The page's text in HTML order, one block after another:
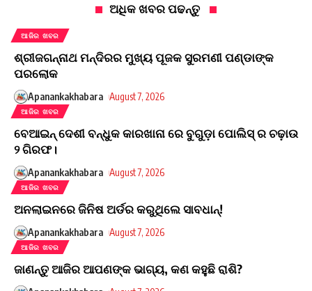
ଅଧିକ ଖବର ପଢନ୍ତୁ
ଆଜିର ଖବର
ଶ୍ରୀଜଗନ୍ନାଥ ମନ୍ଦିରର ମୁଖ୍ୟ ପୂଜକ ସୁରମଣୀ ପଣ୍ଡାଙ୍କ
ପରଲୋକ
Apanankakhabara August 7, 2026
ଆଜିର ଖବର
ବେଆଇନ୍ ଦେଶୀ ବନ୍ଧୁକ କାରଖାନା ରେ ବୁଗୁଡ଼ା ପୋଲିସ୍ ର ଚଢ଼ାଉ
୨ ଗିରଫ।
Apanankakhabara August 7, 2026
ଆଜିର ଖବର
​ଅନଲାଇନରେ ଜିନିଷ ଅର୍ଡର କରୁଥିଲେ ସାବଧାନ୍!
Apanankakhabara August 7, 2026
ଆଜିର ଖବର
ଜାଣନ୍ତୁ ଆଜିର ଆପଣଙ୍କ ଭାଗ୍ୟ, କଣ କହୁଛି ରାଶି?